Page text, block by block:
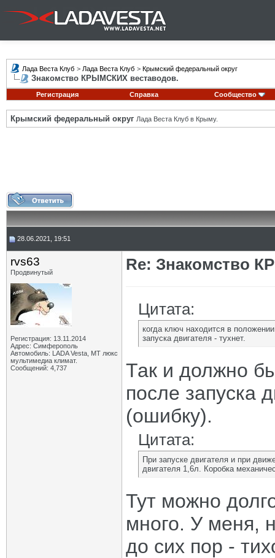
Лада Веста Клуб > Лада Веста Клуб > Крымский федеральный округ
Знакомство КРЫМСКИХ веставодов.
Регистрация Справка Сообщество
Крымский федеральный округ Лада Веста Клуб в Крыму.
28.06.2021, 19:51
rvs63
Продвинутый
Регистрация: 13.11.2014
Адрес: Симферополь
Автомобиль: LADA Vesta, МТ люкс
мультимедиа климат.
Сообщений: 4,737
Re: Знакомство
Цитата:
когда ключ находится в
запуска двигателя - тухнет.
Так и должно
после запуска
(ошибку).
Цитата:
При запуске двигателя и при
двигателя 1,6л. Коробка
Тут можно
много. У меня,
до сих пор -